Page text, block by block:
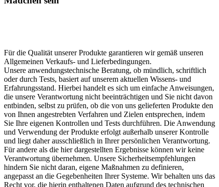
Für die Qualität unserer Produkte garantieren wir gemäß unseren
Allgemeinen Verkaufs- und Lieferbedingungen.
Unsere anwendungstechnische Beratung, ob mündlich, schriftlich
oder durch Tests, basiert auf unserem aktuellen Wissens- und
Erfahrungsstand. Hierbei handelt es sich um einfache Anweisungen,
die unsere Verantwortung nicht beeinträchtigen und Sie nicht davon
entbinden, selbst zu prüfen, ob die von uns gelieferten Produkte den
von Ihnen angestrebten Verfahren und Zielen entsprechen, indem
Sie Ihre eigenen Kontrollen und Tests durchführen. Die Anwendung
und Verwendung der Produkte erfolgt außerhalb unserer Kontrolle
und liegt daher ausschließlich in Ihrer persönlichen Verantwortung.
Für andere als die hier dargestellten Ergebnisse können wir keine
Verantwortung übernehmen. Unsere Sicherheitsempfehlungen
hindern Sie nicht daran, eigene Maßnahmen zu definieren,
angepasst an die Gegebenheiten Ihrer Systeme. Wir behalten uns das
Recht vor, die hierin enthaltenen Daten aufgrund des technischen